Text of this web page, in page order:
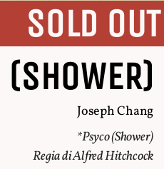
SOLD OUT
(SHOWER)
Joseph Chang
*Psyco (Shower)
Regia di Alfred Hitchcock